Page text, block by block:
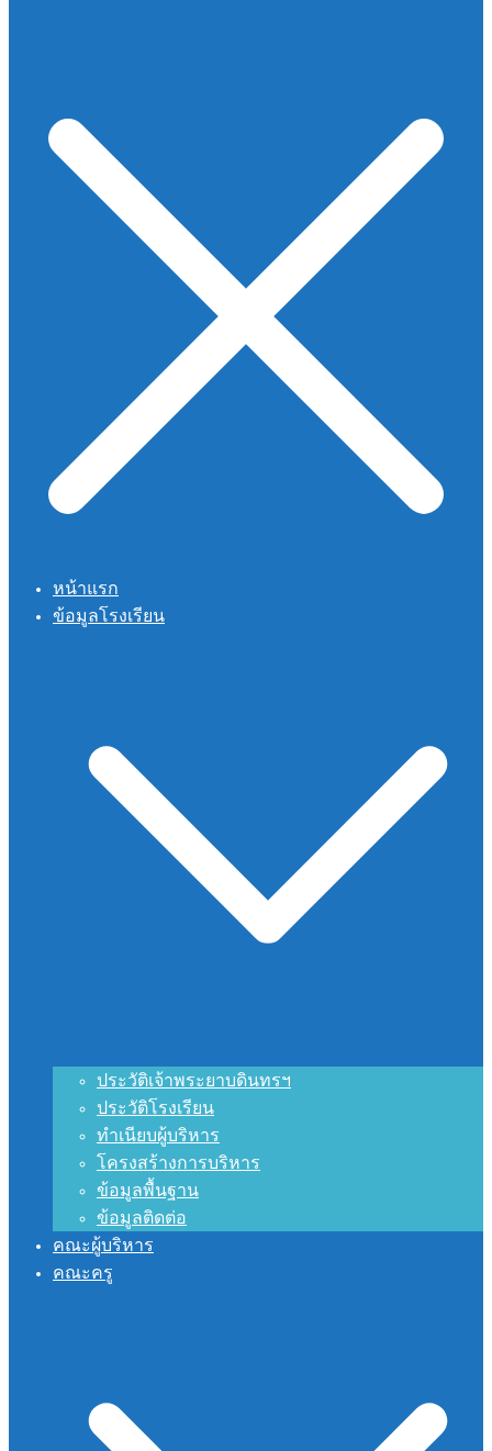
หน้าแรก
ข้อมูลโรงเรียน
ประวัติเจ้าพระยาบดินทรฯ
ประวัติโรงเรียน
ทำเนียบผู้บริหาร
โครงสร้างการบริหาร
ข้อมูลพื้นฐาน
ข้อมูลติดต่อ
คณะผู้บริหาร
คณะครู